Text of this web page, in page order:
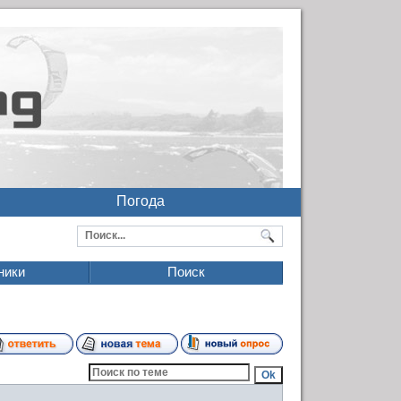
Погода
Поиск